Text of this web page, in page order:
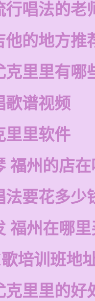
行唱法的老
他的地方推
克里里有哪
歌谱视频
里里软件
福州的店
法要花多少
福州在哪
培训班地
克里里的好